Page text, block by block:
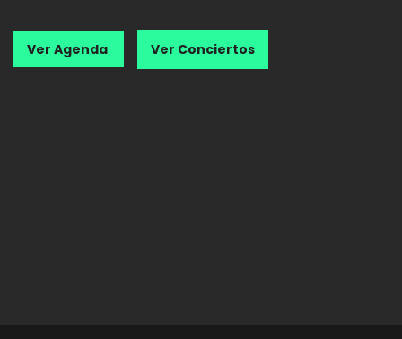
Ver Agenda Ver Conciertos